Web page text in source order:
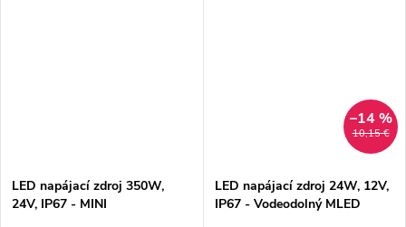
LED napájací zdroj 350W,
24V, IP67 - MINI
10,15 €
–14 %
LED napájací zdroj 24W, 12V,
IP67 - Vodeodolný MLED